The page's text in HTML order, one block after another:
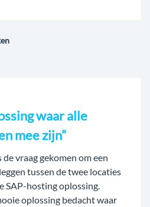
waar alle
mee zijn”
vraag gekomen om een
tussen de twee locaties
SAP-hosting oplossing.
oplossing bedacht waar